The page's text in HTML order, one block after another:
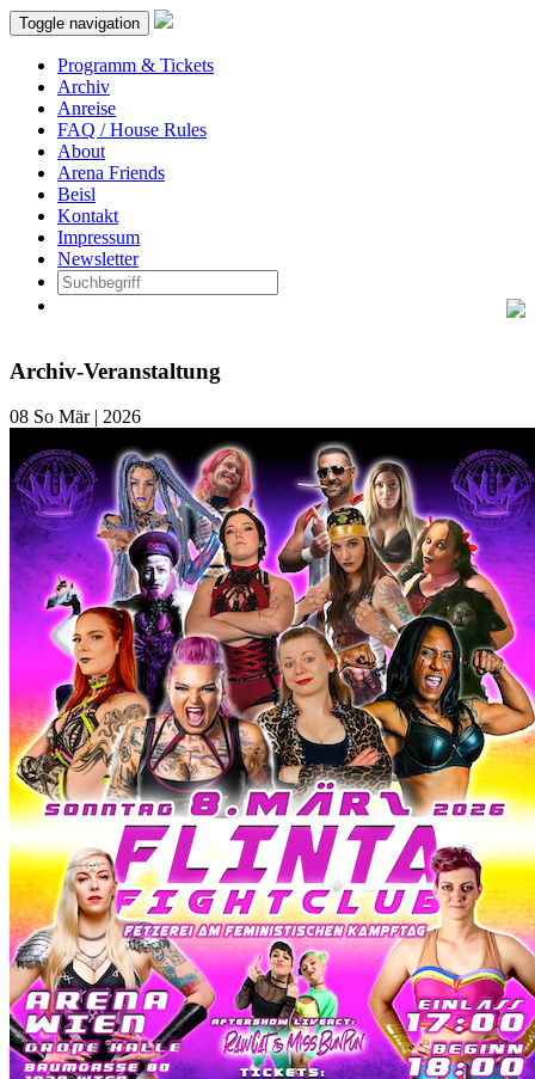
Toggle navigation
Programm & Tickets
Archiv
Anreise
FAQ / House Rules
About
Arena Friends
Beisl
Kontakt
Impressum
Newsletter
Archiv-Veranstaltung
08 So Mär | 2026